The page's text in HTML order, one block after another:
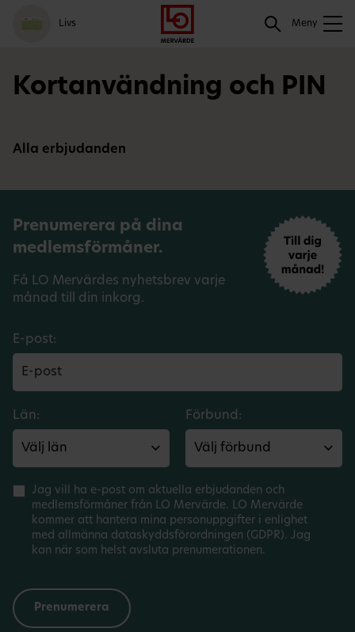
Gå
till
meny
Logga
in
Hoppa
till
innehåll
Livs Meny
Sök
Kortanvändning och PIN
Alla erbjudanden
Prenumerera på dina
medlemsförmåner.
Få LO Mervärdes nyhetsbrev varje
månad till din inkorg.
E-post:
Län: Förbund:
Jag vill ha e-post om aktuella erbjudanden och
medlemsförmåner från LO Mervärde. LO Mervärde
kommer att hantera mina personuppgifter i enlighet
med allmänna dataskyddsförordningen (GDPR). Jag
kan när som helst avsluta prenumerationen.